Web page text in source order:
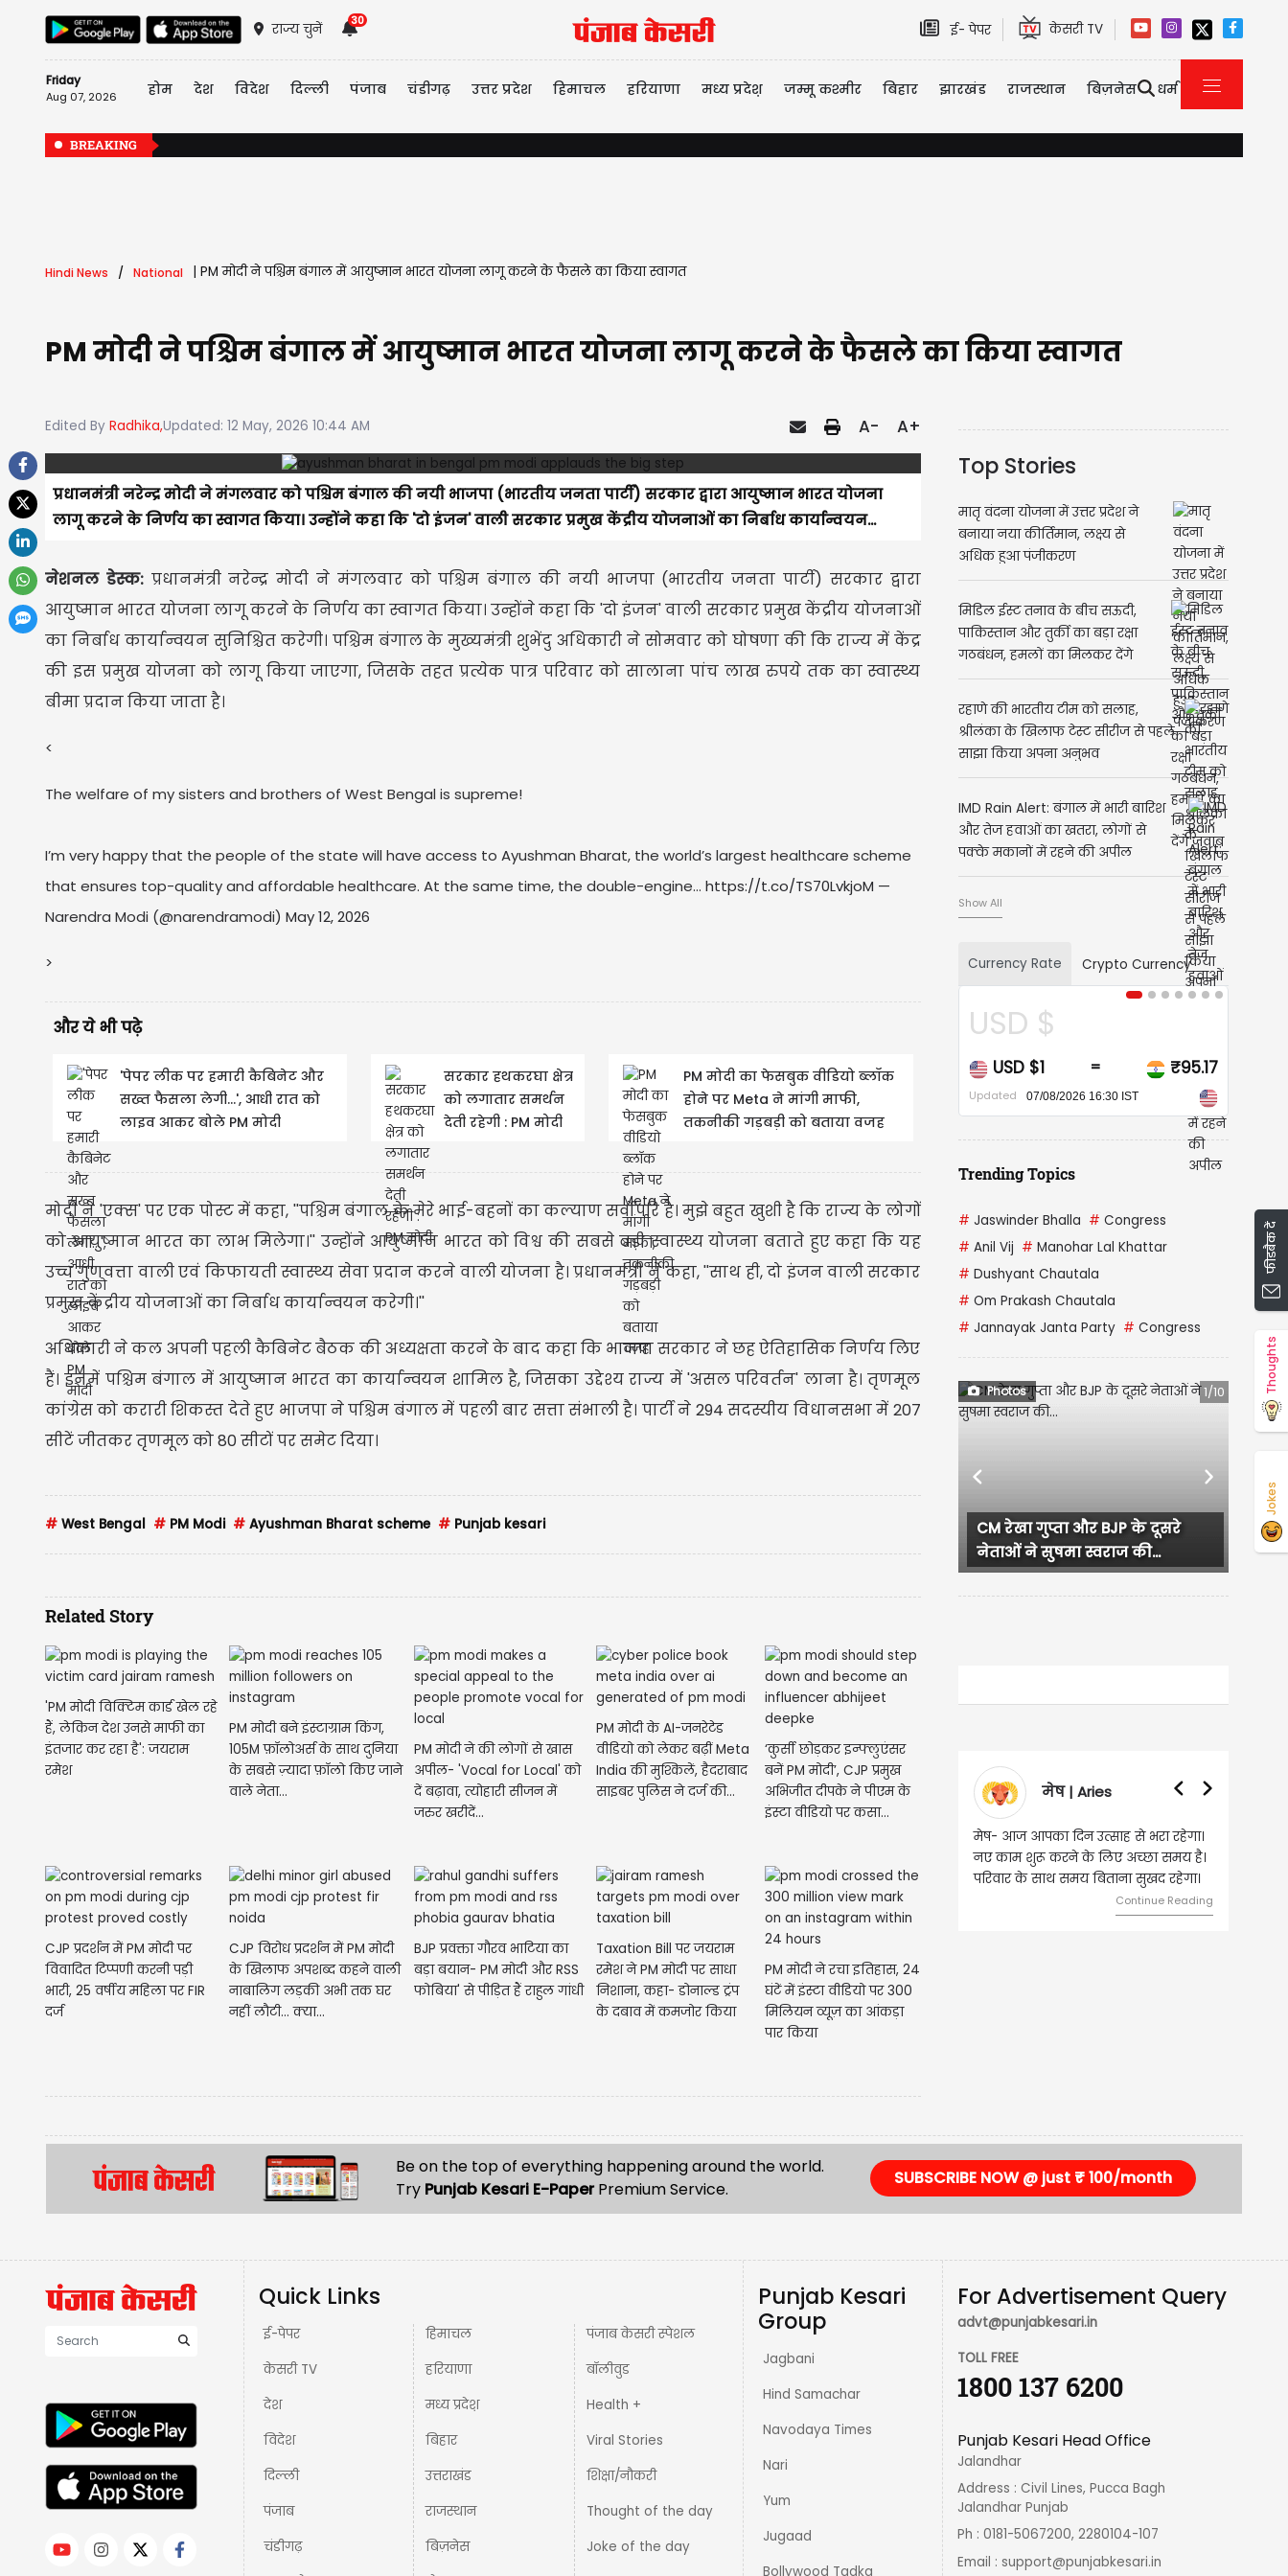
राज्य चुनें
30
ई- पेपर केसरी TV
Friday
Aug 07, 2026 होम देश विदेश दिल्ली पंजाब चंडीगढ़ उत्तर प्रदेश हिमाचल हरियाणा मध्य प्रदेश़ जम्मू कश्मीर बिहार झारखंड राजस्थान बिज़नेस धर्म
BREAKING
Hindi News National PM मोदी ने पश्चिम बंगाल में आयुष्मान भारत योजना लागू करने के फैसले का किया स्वागत
PM मोदी ने पश्चिम बंगाल में आयुष्मान भारत योजना लागू करने के फैसले का किया स्वागत
Edited By Radhika,Updated: 12 May, 2026 10:44 AM A- A+
प्रधानमंत्री नरेन्द्र मोदी ने मंगलवार को पश्चिम बंगाल की नयी भाजपा (भारतीय जनता पार्टी) सरकार द्वारा आयुष्मान भारत योजना
लागू करने के निर्णय का स्वागत किया। उन्होंने कहा कि 'दो इंजन' वाली सरकार प्रमुख केंद्रीय योजनाओं का निर्बाध कार्यान्वयन...
नेशनल डेस्क:प्रधानमंत्री नरेन्द्र मोदी ने मंगलवार को पश्चिम बंगाल की नयी भाजपा (भारतीय जनता पार्टी) सरकार द्वारा
आयुष्मान भारत योजना लागू करने के निर्णय का स्वागत किया। उन्होंने कहा कि 'दो इंजन' वाली सरकार प्रमुख केंद्रीय योजनाओं
का निर्बाध कार्यान्वयन सुनिश्चित करेगी। पश्चिम बंगाल के मुख्यमंत्री शुभेंदु अधिकारी ने सोमवार को घोषणा की कि राज्य में केंद्र
की इस प्रमुख योजना को लागू किया जाएगा, जिसके तहत प्रत्येक पात्र परिवार को सालाना पांच लाख रुपये तक का स्वास्थ्य
बीमा प्रदान किया जाता है।
<
The welfare of my sisters and brothers of West Bengal is supreme!
I’m very happy that the people of the state will have access to Ayushman Bharat, the world’s largest healthcare scheme
that ensures top-quality and affordable healthcare. At the same time, the double-engine… https://t.co/TS70LvkjoM —
Narendra Modi (@narendramodi) May 12, 2026
>
और ये भी पढ़े
'पेपर लीक पर हमारी कैबिनेट और
सख्त फैसला लेगी...', आधी रात को
लाइव आकर बोले PM मोदी
सरकार हथकरघा क्षेत्र
को लगातार समर्थन
देती रहेगी : PM मोदी
PM मोदी का फेसबुक वीडियो ब्लॉक
होने पर Meta ने मांगी माफी,
तकनीकी गड़बड़ी को बताया वजह
मोदी ने 'एक्स' पर एक पोस्ट में कहा, ''पश्चिम बंगाल के मेरे भाई-बहनों का कल्याण सर्वोपरि है। मुझे बहुत खुशी है कि राज्य के लोगों
को आयुष्मान भारत का लाभ मिलेगा।'' उन्होंने आयुष्मान भारत को विश्व की सबसे बड़ी स्वास्थ्य योजना बताते हुए कहा कि यह
उच्च गुणवत्ता वाली एवं किफायती स्वास्थ्य सेवा प्रदान करने वाली योजना है। प्रधानमंत्री ने कहा, ''साथ ही, दो इंजन वाली सरकार
प्रमुख केंद्रीय योजनाओं का निर्बाध कार्यान्वयन करेगी।''
अधिकारी ने कल अपनी पहली कैबिनेट बैठक की अध्यक्षता करने के बाद कहा कि भाजपा सरकार ने छह ऐतिहासिक निर्णय लिए
हैं। इनमें पश्चिम बंगाल में आयुष्मान भारत का कार्यान्वयन शामिल है, जिसका उद्देश्य राज्य में 'असल परिवर्तन' लाना है। तृणमूल
कांग्रेस को करारी शिकस्त देते हुए भाजपा ने पश्चिम बंगाल में पहली बार सत्ता संभाली है। पार्टी ने 294 सदस्यीय विधानसभा में 207
सीटें जीतकर तृणमूल को 80 सीटों पर समेट दिया।
# West Bengal # PM Modi # Ayushman Bharat scheme # Punjab kesari
Related Story
'PM मोदी विक्टिम कार्ड खेल रहे
हैं, लेकिन देश उनसे माफी का
इंतजार कर रहा है': जयराम
रमेश
PM मोदी बने इंस्टाग्राम किंग,
105M फ़ॉलोअर्स के साथ दुनिया
के सबसे ज़्यादा फ़ॉलो किए जाने
वाले नेता...
PM मोदी ने की लोगों से खास
अपील- 'Vocal for Local' को
दें बढ़ावा, त्योहारी सीजन में
जरुर खरीदें...
PM मोदी के AI-जनरेटेड
वीडियो को लेकर बढ़ीं Meta
India की मुश्किलें, हैदराबाद
साइबर पुलिस ने दर्ज की...
‘कुर्सी छोड़कर इन्फ्लुएंसर
बनें PM मोदी’, CJP प्रमुख
अभिजीत दीपके ने पीएम के
इंस्टा वीडियो पर कसा...
CJP प्रदर्शन में PM मोदी पर
विवादित टिप्पणी करनी पड़ी
भारी, 25 वर्षीय महिला पर FIR
दर्ज
CJP विरोध प्रदर्शन में PM मोदी
के खिलाफ अपशब्द कहने वाली
नाबालिग लड़की अभी तक घर
नहीं लौटी... क्या...
BJP प्रवक्ता गौरव भाटिया का
बड़ा बयान- PM मोदी और RSS
फोबिया' से पीड़ित हैं राहुल गांधी
Taxation Bill पर जयराम
रमेश ने PM मोदी पर साधा
निशाना, कहा- डोनाल्ड ट्रंप
के दबाव में कमजोर किया
PM मोदी ने रचा इतिहास, 24
घंटें में इंस्टा वीडियो पर 300
मिलियन व्यूज़ का आंकड़ा
पार किया
Top Stories
मातृ वंदना योजना में उत्तर प्रदेश ने
बनाया नया कीर्तिमान, लक्ष्य से
अधिक हुआ पंजीकरण
मिडिल ईस्ट तनाव के बीच सऊदी,
पाकिस्तान और तुर्की का बड़ा रक्षा
गठबंधन, हमलों का मिलकर देंगे
जवाब
रहाणे की भारतीय टीम को सलाह,
श्रीलंका के खिलाफ टेस्ट सीरीज से पहले
साझा किया अपना अनुभव
IMD Rain Alert: बंगाल में भारी बारिश
और तेज हवाओं का खतरा, लोगों से
पक्के मकानों में रहने की अपील
Show All
Currency Rate Crypto Currency
USD $
USD $1 = ₹95.17
Updated 07/08/2026 16:30 IST
Trending Topics
# Jaswinder Bhalla # Congress
# Anil Vij # Manohar Lal Khattar
# Dushyant Chautala
# Om Prakash Chautala
# Jannayak Janta Party # Congress
Photos 1/10
CM रेखा गुप्ता और BJP के दूसरे
नेताओं ने सुषमा स्वराज की...
Previous Next
मेष | Aries
मेष- आज आपका दिन उत्साह से भरा रहेगा।
नए काम शुरू करने के लिए अच्छा समय है।
परिवार के साथ समय बिताना सुखद रहेगा।
Continue Reading
समझकर...
Be on the top of everything happening around the world.
Try Punjab Kesari E-PaperPremium Service.
SUBSCRIBE NOW @ just ₹ 100/month
Quick Links
ई-पेपर
केसरी TV
देश
विदेश
दिल्ली
पंजाब
चंडीगढ़
हिमाचल
हरियाणा
मध्य प्रदेश़
बिहार
उत्तराखंड
राजस्थान
बिज़नेस
पंजाब केसरी स्पेशल
बॉलीवुड
Health +
Viral Stories
शिक्षा/नौकरी
Thought of the day
Joke of the day
Punjab Kesari
Group
Jagbani
Hind Samachar
Navodaya Times
Nari
Yum
Jugaad
Bollywood Tadka
For Advertisement Query
advt@punjabkesari.in
TOLL FREE
1800 137 6200
Punjab Kesari Head Office
Jalandhar
Address : Civil Lines, Pucca Bagh
Jalandhar Punjab
Ph : 0181-5067200, 2280104-107
Email :support@punjabkesari.in
फीडबैक दें
Thoughts
Jokes